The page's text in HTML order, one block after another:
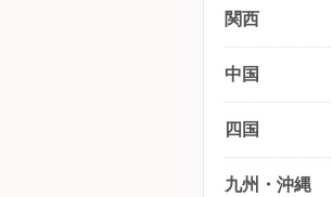
関西
中国
四国
九州・沖縄